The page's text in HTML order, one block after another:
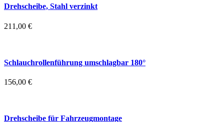
Drehscheibe, Stahl verzinkt
211,00 €
Schlauchrollenführung umschlagbar 180°
156,00 €
Drehscheibe für Fahrzeugmontage